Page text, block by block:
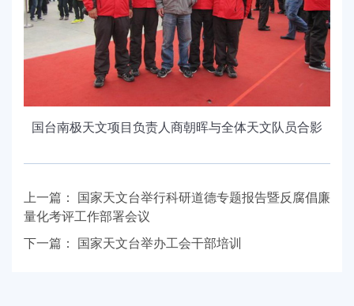
国台南极天文项目负责人商朝晖与全体天文队员合影
上一篇： 国家天文台举行科研道德专题报告暨反腐倡廉
量化考评工作部署会议
下一篇： 国家天文台举办工会干部培训